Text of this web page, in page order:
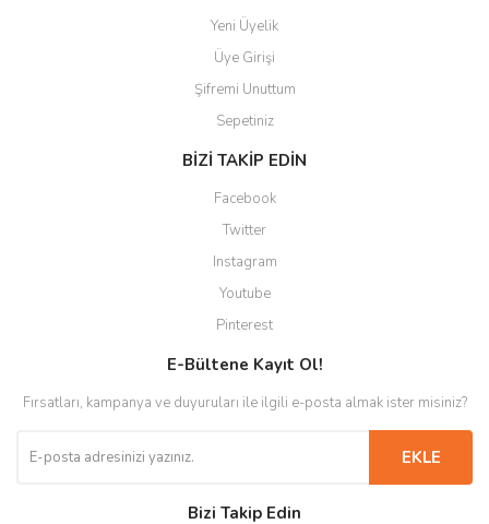
Yeni Üyelik
Üye Girişi
Şifremi Unuttum
Sepetiniz
BİZİ TAKİP EDİN
Facebook
Twitter
Instagram
Youtube
Pinterest
E-Bültene Kayıt Ol!
Fırsatları, kampanya ve duyuruları ile ilgili e-posta almak ister misiniz?
EKLE
Bizi Takip Edin